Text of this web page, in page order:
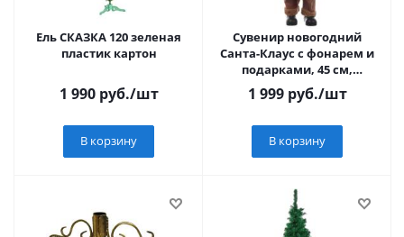
Ель СКАЗКА 120 зеленая
пластик картон
1 990руб./шт
В корзину
Сувенир новогодний
Санта-Клаус с фонарем и
подарками, 45 см,
бежевый/белый
1 999руб./шт
В корзину